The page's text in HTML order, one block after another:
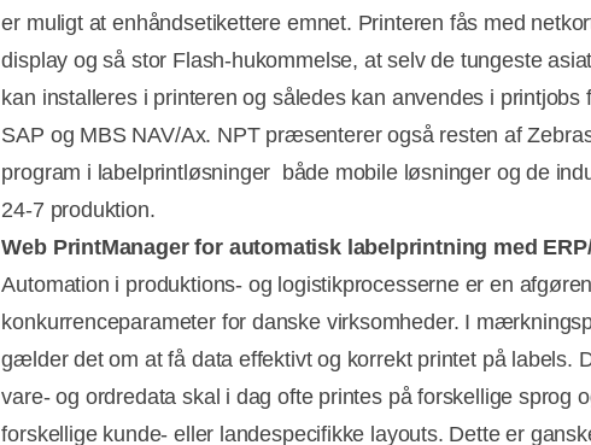
er muligt at enhåndsetikettere emnet. Printeren fås med
display og så stor Flash-hukommelse, at selv de tungeste
kan installeres i printeren og således kan anvendes i printjobs
SAP og MBS NAV/Ax. NPT præsenterer også resten af
program i labelprintløsninger  både mobile løsninger og de
24-7 produktion.
Web PrintManager for automatisk labelprintning med
Automation i produktions- og logistikprocesserne er en
konkurrenceparameter for danske virksomheder. I
gælder det om at få data effektivt og korrekt printet på labels.
vare- og ordredata skal i dag ofte printes på forskellige sprog
forskellige kunde- eller landespecifikke layouts. Dette er